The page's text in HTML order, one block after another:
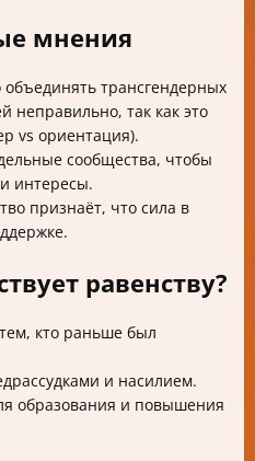
мнения
трансгендерных
неправильно, так как это
vs ориентация).
сообщества, чтобы
интересы.
признаёт, что сила в
равенству?
кто раньше был
и насилием.
образования и повышения